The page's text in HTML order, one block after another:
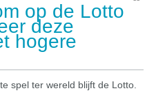
op de Lotto
deze
hogere
spel ter wereld blijft de Lotto.